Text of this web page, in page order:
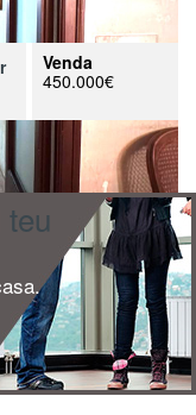
Venda
450.000€